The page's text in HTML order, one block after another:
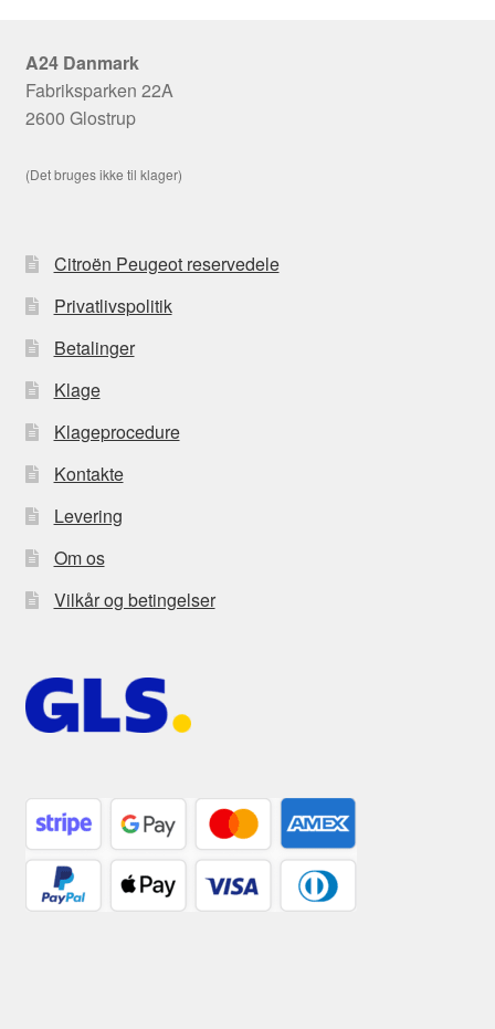
A24 Danmark
Fabriksparken 22A
2600 Glostrup
(Det bruges ikke til klager)
Citroën Peugeot reservedele
Privatlivspolitik
Betalinger
Klage
Klageprocedure
Kontakte
Levering
Om os
Vilkår og betingelser